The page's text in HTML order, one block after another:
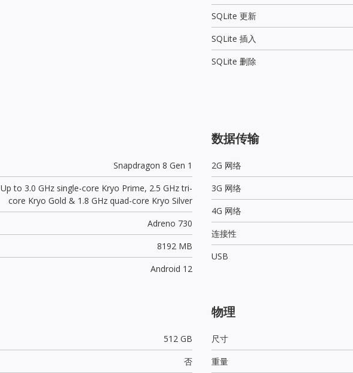
SQLite 更新
SQLite 插入
SQLite 删除
Snapdragon 8 Gen 1
Up to 3.0 GHz single-core Kryo Prime, 2.5 GHz tri-
core Kryo Gold & 1.8 GHz quad-core Kryo Silver
Adreno 730
8192 MB
Android 12
数据传输
2G 网络
3G 网络
4G 网络
连接性
USB
512 GB
否
物理
尺寸
重量